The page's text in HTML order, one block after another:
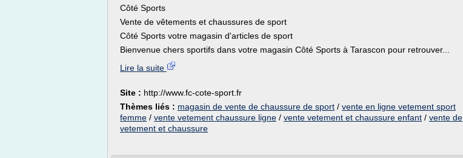
Côté Sports
Vente de vêtements et chaussures de sport
Côté Sports votre magasin d'articles de sport
Bienvenue chers sportifs dans votre magasin Côté Sports à Tarascon pour retrouver...
Lire la suite
Site : http://www.fc-cote-sport.fr
Thèmes liés : magasin de vente de chaussure de sport / vente en ligne vetement sport
femme / vente vetement chaussure ligne / vente vetement et chaussure enfant / vente de
vetement et chaussure